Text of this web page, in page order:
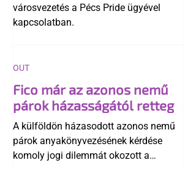
városvezetés a Pécs Pride ügyével
kapcsolatban.
Fico már az azonos nemű
párok házasságától retteg
A külföldön házasodott azonos nemű
párok anyakönyvezésének kérdése
komoly jogi dilemmát okozott a
OUT